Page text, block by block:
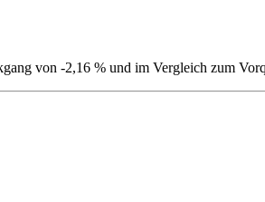
von -2,16 % und im Vergleich zum